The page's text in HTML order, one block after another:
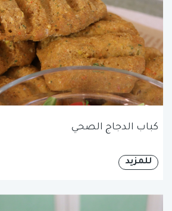
كباب الدجاج الصحي
للمزيد